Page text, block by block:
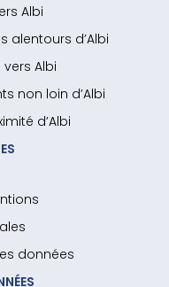
Albi
alentours d’Albi
Albi
non loin d’Albi
d’Albi
données